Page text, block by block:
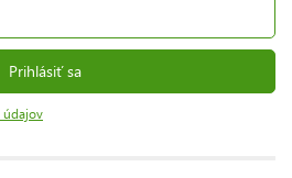
Prihlásiť sa
údajov